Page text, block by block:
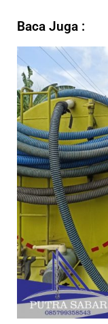
Baca Juga :